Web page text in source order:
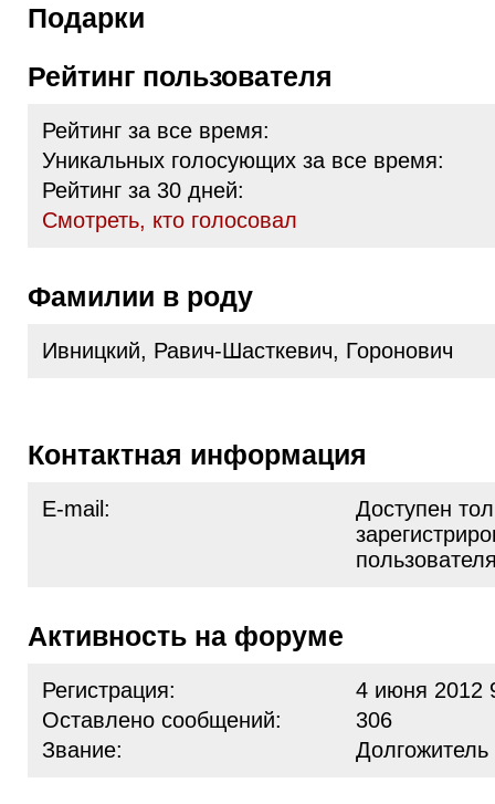
Подарки
Рейтинг пользователя
Рейтинг за все время:
Уникальных голосующих за все время:
Рейтинг за 30 дней:
Cмотреть, кто голосовал
Фамилии в роду
Ивницкий, Равич-Шасткевич, Горонович
Контактная информация
E-mail:
Доступен
Активность на форуме
Регистрация:
4 июня 2012
Оставлено сообщений:
306
Звание: